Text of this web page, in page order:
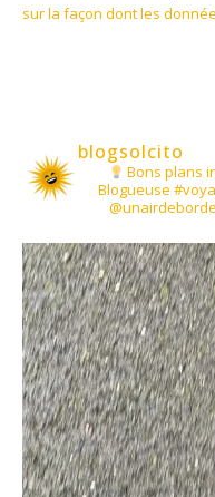
sur la façon dont les
blogsolcito
Bons plans
Blogueuse